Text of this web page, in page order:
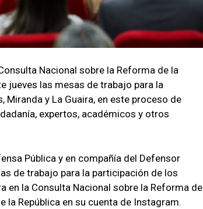
Nacional sobre la Reforma de la
jueves las mesas de trabajo para la
y La Guaira, en este proceso de
expertos, académicos y otros
Pública y en compañía del Defensor
de trabajo para la participación de los
en la Consulta Nacional sobre la Reforma de
la República en su cuenta de Instagram.